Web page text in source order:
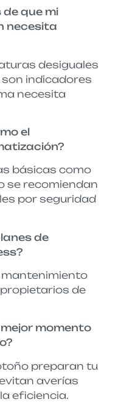
de que mi
necesita
desiguales
indicadores
necesita
el
básicas como
se recomiendan
por seguridad
de
mantenimiento
de
mejor momento
preparan tu
averías
eficiencia.